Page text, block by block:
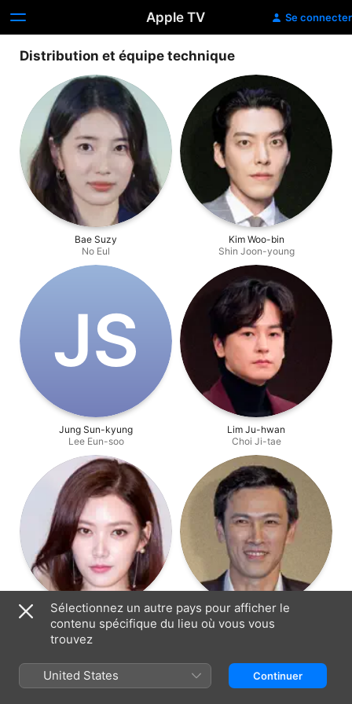
Apple TV Se connecter
Distribution et équipe technique
Bae Suzy
No Eul
Kim Woo-bin
Shin Joon-young
J‌S
Jung Sun-kyung
Lee Eun-soo
Lim Ju-hwan
Choi Ji-tae
Lim Ju-eun
Yoon Jeong-eun
Yu Oh-seong
Choi Hyeon-jun
Sélectionnez un autre pays pour afficher le
contenu spécifique du lieu où vous vous
trouvez
United States Continuer